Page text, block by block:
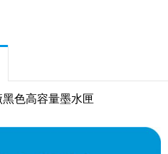
色高容量墨水匣